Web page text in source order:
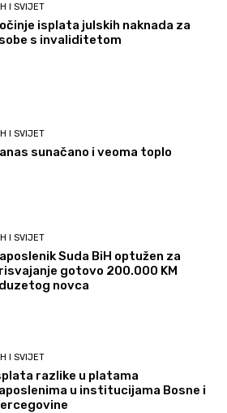
I SVIJET
isplata julskih naknada za
s invaliditetom
I SVIJET
sunačano i veoma toplo
I SVIJET
Suda BiH optužen za
gotovo 200.000 KM
novca
I SVIJET
razlike u platama
u institucijama Bosne i